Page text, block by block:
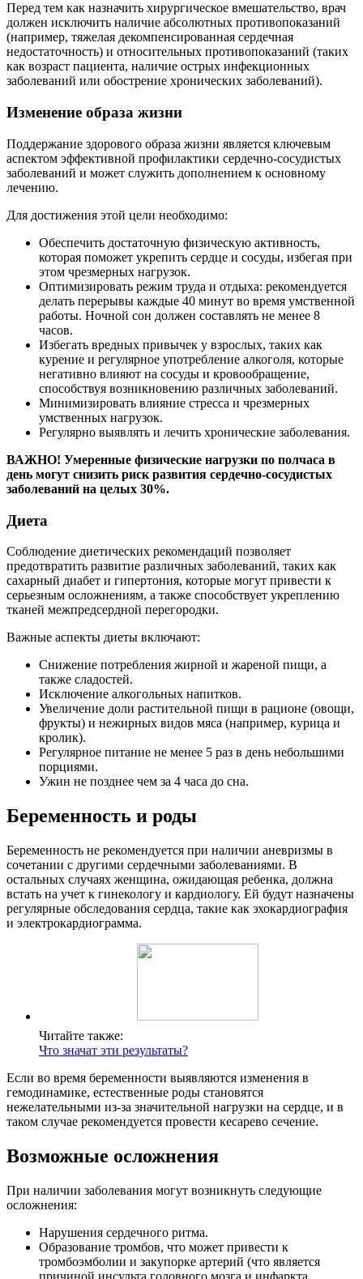
Перед тем как назначить хирургическое вмешательство, врач
должен исключить наличие абсолютных противопоказаний
(например, тяжелая декомпенсированная сердечная
недостаточность) и относительных противопоказаний (таких
как возраст пациента, наличие острых инфекционных
заболеваний или обострение хронических заболеваний).
Изменение образа жизни
Поддержание здорового образа жизни является ключевым
аспектом эффективной профилактики сердечно-сосудистых
заболеваний и может служить дополнением к основному
лечению.
Для достижения этой цели необходимо:
Обеспечить достаточную физическую активность,
которая поможет укрепить сердце и сосуды, избегая при
этом чрезмерных нагрузок.
Оптимизировать режим труда и отдыха: рекомендуется
делать перерывы каждые 40 минут во время умственной
работы. Ночной сон должен составлять не менее 8
часов.
Избегать вредных привычек у взрослых, таких как
курение и регулярное употребление алкоголя, которые
негативно влияют на сосуды и кровообращение,
способствуя возникновению различных заболеваний.
Минимизировать влияние стресса и чрезмерных
умственных нагрузок.
Регулярно выявлять и лечить хронические заболевания.
ВАЖНО! Умеренные физические нагрузки по полчаса в
день могут снизить риск развития сердечно-сосудистых
заболеваний на целых 30%.
Диета
Соблюдение диетических рекомендаций позволяет
предотвратить развитие различных заболеваний, таких как
сахарный диабет и гипертония, которые могут привести к
серьезным осложнениям, а также способствует укреплению
тканей межпредсердной перегородки.
Важные аспекты диеты включают:
Снижение потребления жирной и жареной пищи, а
также сладостей.
Исключение алкогольных напитков.
Увеличение доли растительной пищи в рационе (овощи,
фрукты) и нежирных видов мяса (например, курица и
кролик).
Регулярное питание не менее 5 раз в день небольшими
порциями.
Ужин не позднее чем за 4 часа до сна.
Беременность и роды
Беременность не рекомендуется при наличии аневризмы в
сочетании с другими сердечными заболеваниями. В
остальных случаях женщина, ожидающая ребенка, должна
встать на учет к гинекологу и кардиологу. Ей будут назначены
регулярные обследования сердца, такие как эхокардиография
и электрокардиограмма.
Читайте также:
Что значат эти результаты?
Если во время беременности выявляются изменения в
гемодинамике, естественные роды становятся
нежелательными из-за значительной нагрузки на сердце, и в
таком случае рекомендуется провести кесарево сечение.
Возможные осложнения
При наличии заболевания могут возникнуть следующие
осложнения:
Нарушения сердечного ритма.
Образование тромбов, что может привести к
тромбоэмболии и закупорке артерий (что является
причиной инсульта головного мозга и инфаркта